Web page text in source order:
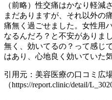
（前略）性交痛はかなり軽減
まだありますが、それ以外の
痛無く過ごせました。女性用
なるんだろ？と不安がありま
無く、効いてるの？って感じ
はあり、心地良く効いていた
引用元：美容医療の口コミ広
（https://report.clinic/detail/